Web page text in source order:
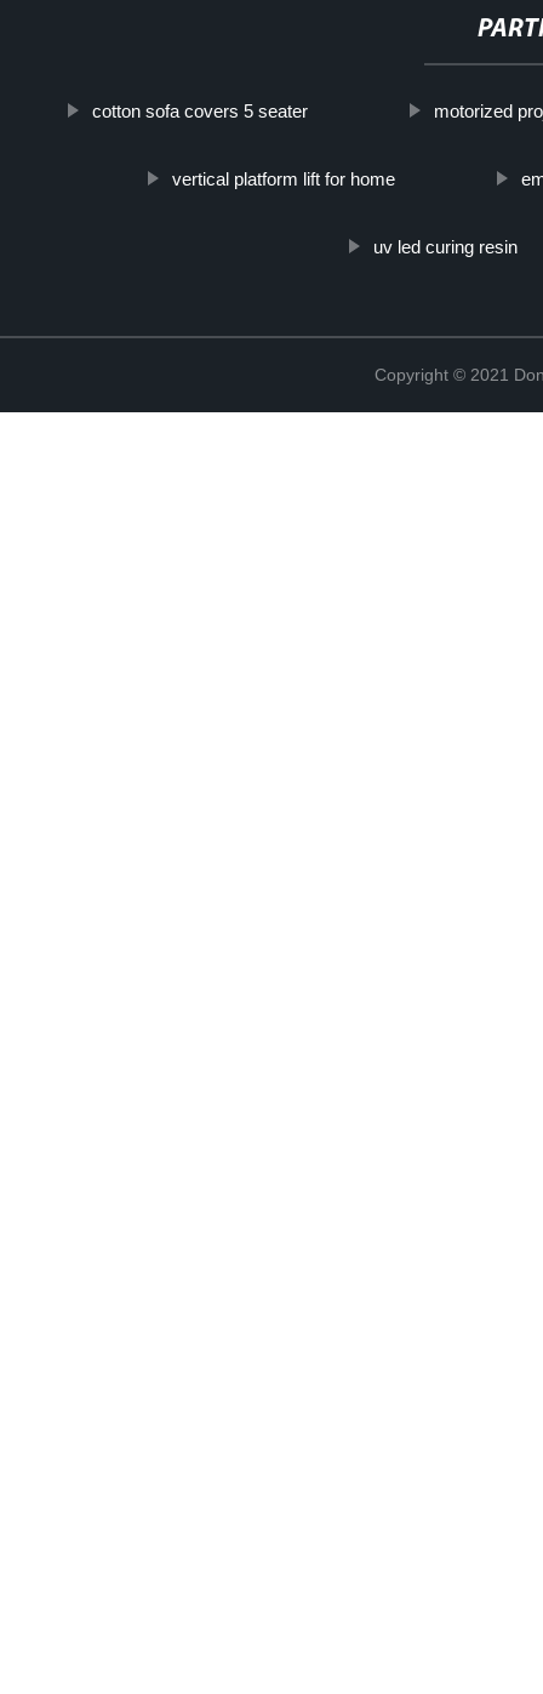
cotton sofa covers 5 seater motorized
vertical platform lift for home
uv led curing resin
Copyright © 2021